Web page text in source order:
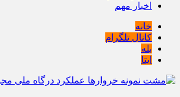
اخبار مهم
خانه
کانال تلگرام
بله
ایتا